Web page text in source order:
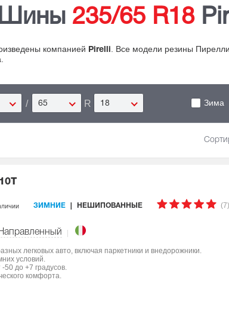
Шины 235/65 R18
компанией Pirelli
. Все модели резины
/ 65 R 18 Зима
ЗИМНИЕ НЕШИПОВАННЫЕ (7)
легковых авто, включая паркетники и внедорожники.
условий.
50 до +7 градусов.
комфорта.